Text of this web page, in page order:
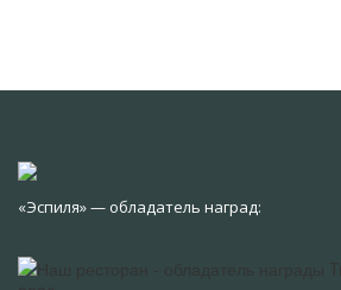
«Эспиля» — обладатель наград: